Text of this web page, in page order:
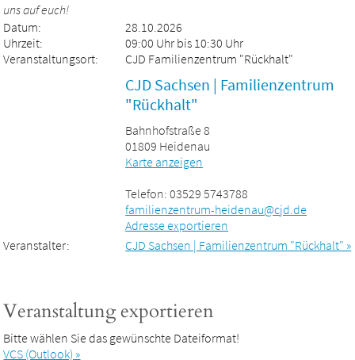
uns auf euch!
Datum:
28.10.2026
Uhrzeit:
09:00 Uhr bis 10:30 Uhr
Veranstaltungsort:
CJD Familienzentrum "Rückhalt"
CJD Sachsen | Familienzentrum
"Rückhalt"
Bahnhofstraße 8
01809 Heidenau
Karte anzeigen
Telefon: 03529 5743788
familienzentrum-heidenau@cjd.de
Adresse exportieren
Veranstalter:
CJD Sachsen | Familienzentrum "Rückhalt" »
Veranstaltung exportieren
Bitte wählen Sie das gewünschte Dateiformat!
VCS (Outlook) »